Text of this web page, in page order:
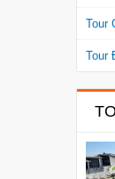
Tour
Tour